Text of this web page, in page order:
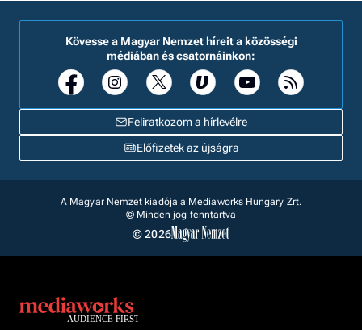
Feliratkozom a hírlevélre
Kövesse a Magyar Nemzet híreit a közösségi
médiában és csatornáinkon:
Előfizetek az újságra
A Magyar Nemzet kiadója a Mediaworks Hungary Zrt.
© Minden jog fenntartva
© 2026